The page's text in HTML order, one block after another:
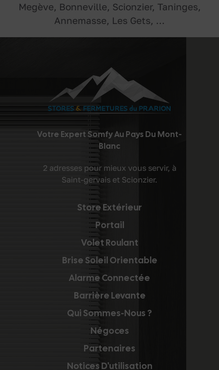
Megève, Bonneville, Scionzier, Taninges,
Annemasse, Les Gets, …
Votre Expert Somfy Au Pays Du Mont-
Blanc
2 adresses pour mieux vous servir, à
Saint-gervais et Scionzier.
Store Extérieur
Portail
Volet Roulant
Brise Soleil Orientable
Alarme Connectée
Barrière Levante
Qui Sommes-Nous ?
Négoces
Partenaires
Notices D'utilisation